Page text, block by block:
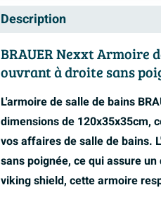
Description
BRAUER Nexxt Armoire
ouvrant à droite sans
L'armoire de salle de bains
dimensions de 120x35x35cm,
vos affaires de salle de bains.
sans poignée, ce qui assure
viking shield, cette armoire